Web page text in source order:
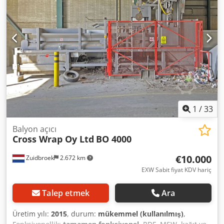
1 /33
Zuidbroek 2.672 km
Balyon açıcı
Cross Wrap Oy Ltd BO 4000
€10.000
EXW Sabit fiyat KDV hariç
Talep etmek Ara
Üretim yılı: 2015, durum: mükemmel (kullanılmış),